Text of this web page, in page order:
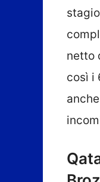
netto
così i